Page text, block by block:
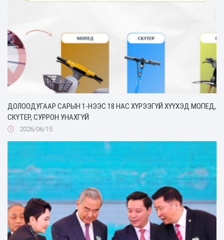
ДОЛООДУГААР САРЫН 1-НЭЭС 18 НАС ХҮРЭЭГҮЙ ХҮҮХЭД МОПЕД,
СКҮТЕР, СУРРОН УНАХГҮЙ
2026/06/15